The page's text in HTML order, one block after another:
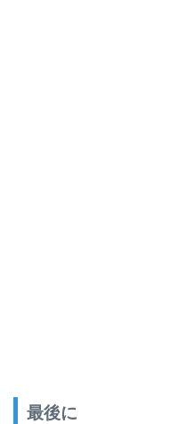
最後に